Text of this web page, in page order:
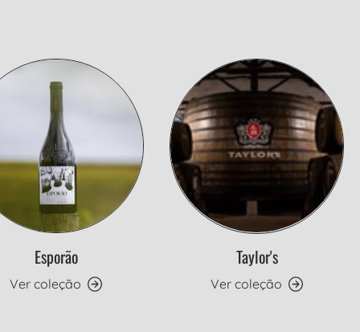
Esporão
Ver coleção
Taylor's
Ver coleção